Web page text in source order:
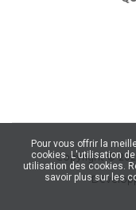
Copyright ©
Pour vous offrir la
cookies. L'utilisation
utilisation des cookies.
savoir plus sur les